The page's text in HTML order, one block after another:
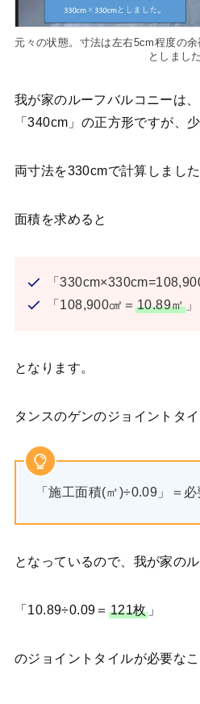
元々の状態。寸法は左右5cm程度の
としました
我が家のルーフバルコニーは
「340cm」の正方形ですが、
両寸法を330cmで計算しました
面積を求めると
「
「108,900㎠＝ 10.89㎡ 」
となります。
タンスのゲンのジョイントタ
「施工面積(㎡)÷0.09」＝
となっているので、我が家の
「10.89÷0.09＝ 121枚 」
のジョイントタイルが必要な